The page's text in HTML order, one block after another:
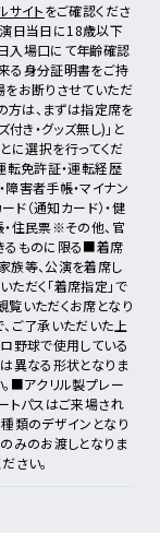
サイトをご確認くださ
日当日に18歳以下
入場口にて年齢確認
る身分証明書をご持
お断りさせていただ
は、まずは指定席を
き・グッズ無し)」と
に選択を行ってくだ
転免許証・運転経歴
・障害者手帳・マイナン
ド（通知カード）・健
・住民票※その他、官
るものに限る■着席
族等、公演を着席し
だく「着席指定」で
覧いただくお席となり
ご了承いただいた上
野球で使用している
異なる形状となりま
■アクリル製プレー
トパスはご来場され
類のデザインとなり
みのお渡しとなりま
さい。